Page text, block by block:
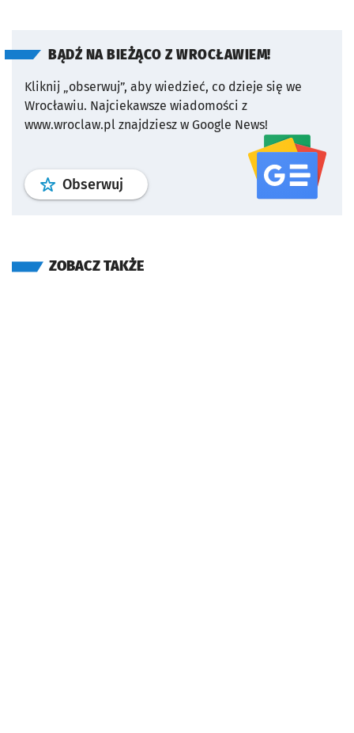
BĄDŹ NA BIEŻĄCO Z WROCŁAWIEM!
Kliknij „obserwuj”, aby wiedzieć, co dzieje się we
Wrocławiu. Najciekawsze wiadomości z
www.wroclaw.pl znajdziesz w Google News!
Obserwuj profil serwisu
ZOBACZ TAKŻE